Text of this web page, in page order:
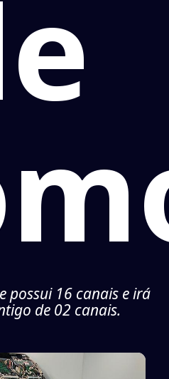
possui 16 canais e irá
de 02 canais.